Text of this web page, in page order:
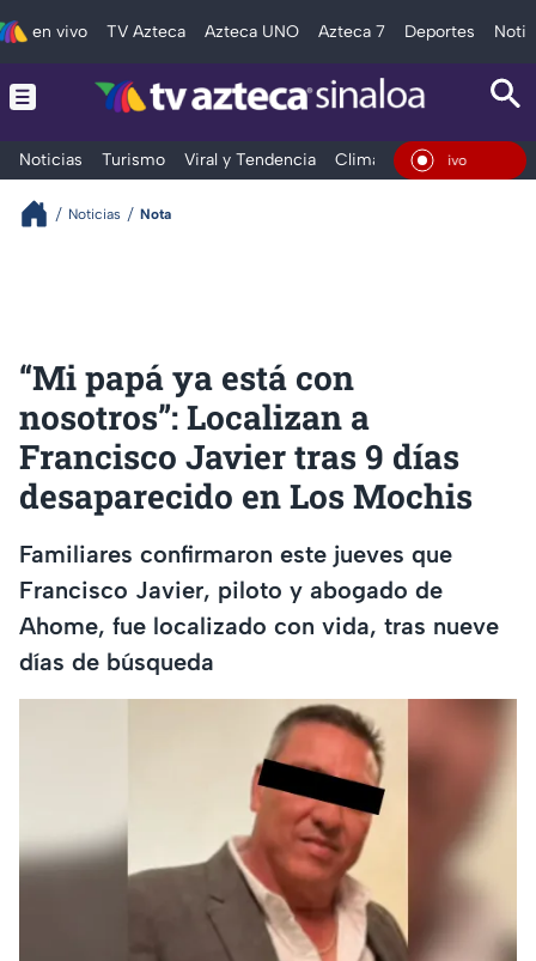
en vivo TV Azteca Azteca UNO Azteca 7 Deportes
Noticias Turismo Viral y Tendencia Clima Deportes
En Vivo
Noticias Nota
“Mi papá ya está con
nosotros”: Localizan a
Francisco Javier tras 9 días
desaparecido en Los Mochis
Familiares confirmaron este jueves que
Francisco Javier, piloto y abogado de
Ahome, fue localizado con vida, tras nueve
días de búsqueda